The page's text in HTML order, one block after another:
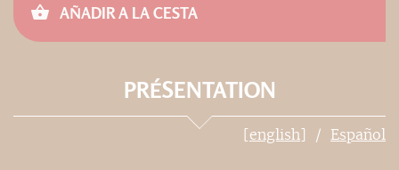
AÑADIR A LA CESTA
PRÉSENTATION
[english] Español